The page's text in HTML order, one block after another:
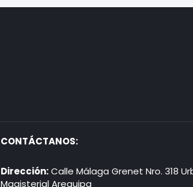
CONTÁCTANOS:
Dirección:Calle Málaga Grenet Nro. 318
Magisterial Arequipa